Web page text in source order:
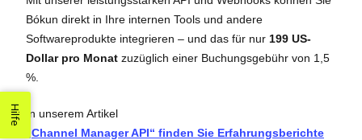
Bókun direkt in Ihre internen Tools und andere
Softwareprodukte integrieren – und das für nur 199 US-
Dollar pro Monat zuzüglich einer Buchungsgebühr von 1,5
%.
In unserem Artikel
„Channel Manager API“ finden Sie Erfahrungsberichte
Hilfe